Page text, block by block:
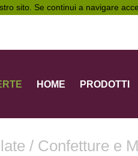
sito. Se continui a navigare
HOME PRODOTTI
/ Confetture e